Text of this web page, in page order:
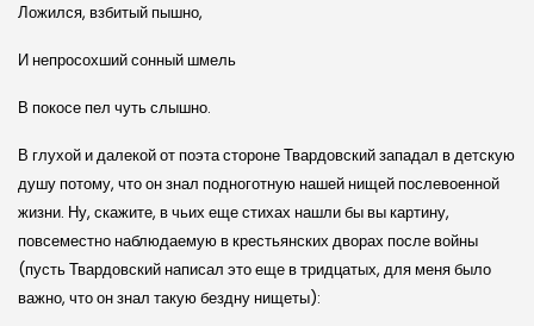
Ложился, взбитый пышно,
И непросохший сонный шмель
В покосе пел чуть слышно.
В глухой и далекой от поэта стороне Твардовский западал в детскую
душу потому, что он знал подноготную нашей нищей послевоенной
жизни. Ну, скажите, в чьих еще стихах нашли бы вы картину,
повсеместно наблюдаемую в крестьянских дворах после войны
(пусть Твардовский написал это еще в тридцатых, для меня было
важно, что он знал такую бездну нищеты):